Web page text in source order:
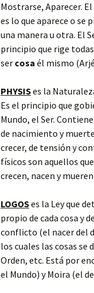
Mostrarse, Aparecer.
es lo que aparece o se
una manera u otra. El
principio que rige
ser cosa él mismo
PHYSISes la
Es el principio que
Mundo, el Ser.
de nacimiento y
crecer, de tensión y
físicos son aquellos
crecen, nacen y
LOGOSes la Ley que
propio de cada cosa y
conflicto (el nacer del
los cuales las cosas
Orden, etc. Está por
el Mundo) y Moira (el